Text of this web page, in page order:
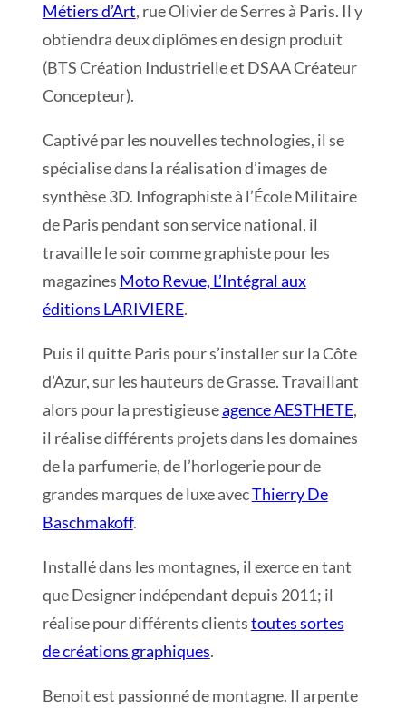
Métiers d’Art, rue Olivier de Serres à Paris. Il y
obtiendra deux diplômes en design produit
(BTS Création Industrielle et DSAA Créateur
Concepteur).
Captivé par les nouvelles technologies, il se
spécialise dans la réalisation d’images de
synthèse 3D. Infographiste à l’École Militaire
de Paris pendant son service national, il
travaille le soir comme graphiste pour les
magazines Moto Revue, L’Intégral aux
éditions LARIVIERE.
Puis il quitte Paris pour s’installer sur la Côte
d’Azur, sur les hauteurs de Grasse. Travaillant
alors pour la prestigieuseagence AESTHETE,
il réalise différents projets dans les domaines
de la parfumerie, de l’horlogerie pour de
grandes marques de luxe avecThierry De
Baschmakoff.
Installé dans les montagnes, il exerce en tant
que Designer indépendant depuis 2011; il
réalise pour différents clientstoutes sortes
de créations graphiques.
Benoit est passionné de montagne. Il arpente